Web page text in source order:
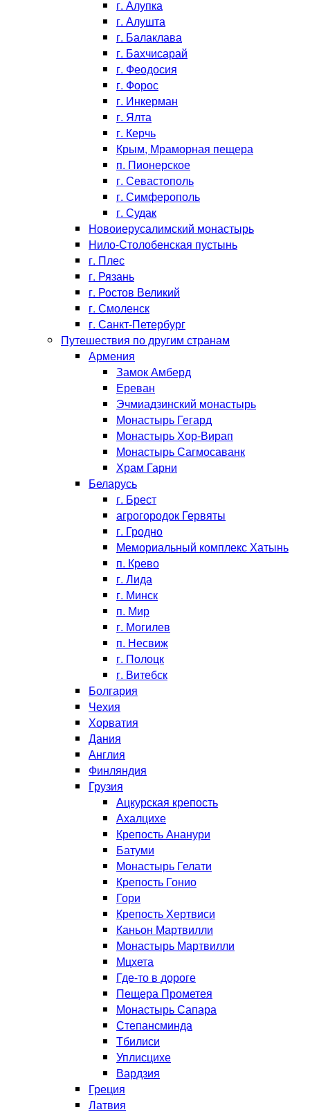
г. Алупка
г. Алушта
г. Балаклава
г. Бахчисарай
г. Феодосия
г. Форос
г. Инкерман
г. Ялта
г. Керчь
Крым, Мраморная пещера
п. Пионерское
г. Севастополь
г. Симферополь
г. Судак
Новоиерусалимский монастырь
Нило-Столобенская пустынь
г. Плес
г. Рязань
г. Ростов Великий
г. Смоленск
г. Санкт-Петербург
Путешествия по другим странам
Армения
Замок Амберд
Ереван
Эчмиадзинский монастырь
Монастырь Гегард
Монастырь Хор-Вирап
Монастырь Сагмосаванк
Храм Гарни
Беларусь
г. Брест
агрогородок Гервяты
г. Гродно
Мемориальный комплекс Хатынь
п. Крево
г. Лида
г. Минск
п. Мир
г. Могилев
п. Несвиж
г. Полоцк
г. Витебск
Болгария
Чехия
Хорватия
Дания
Англия
Финляндия
Грузия
Ацкурская крепость
Ахалцихе
Крепость Ананури
Батуми
Монастырь Гелати
Крепость Гонио
Гори
Крепость Хертвиси
Каньон Мартвилли
Монастырь Мартвилли
Мцхета
Где-то в дороге
Пещера Прометея
Монастырь Сапара
Степансминда
Тбилиси
Уплисцихе
Вардзия
Греция
Латвия